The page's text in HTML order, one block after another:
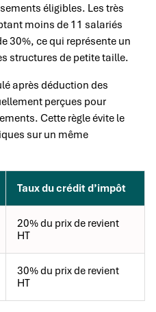
éligibles. Les très
moins de 11 salariés
30%, ce qui représente un
structures de petite taille.
après déduction des
perçues pour
Cette règle évite le
sur un même
Taux du crédit d’impôt
20% du prix de revient
HT
30% du prix de revient
HT